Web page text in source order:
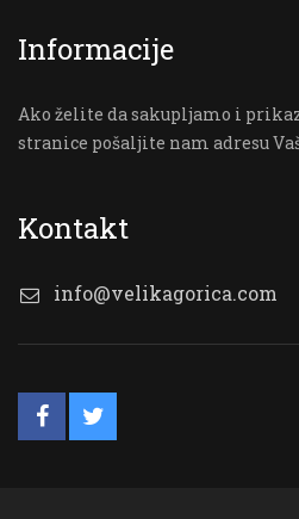
Informacije
Ako želite da sakupljamo i
stranice pošaljite nam adresu
Kontakt
info@velikagorica.com